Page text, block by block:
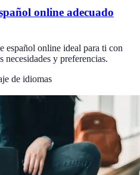
online adecuado
español online ideal para ti con
necesidades y preferencias.
de idiomas